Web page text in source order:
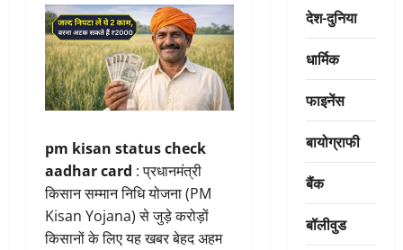
pm kisan status check
aadhar card : प्रधानमंत्री
किसान सम्मान निधि योजना (PM
Kisan Yojana) से जुड़े करोड़ों
किसानों के लिए यह खबर बेहद अहम
देश-दुनिया
धार्मिक
फाइनेंस
बायोग्राफी
बैंक
बॉलीवुड